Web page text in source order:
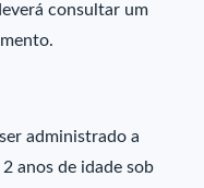
consultar um
administrado a
anos de idade sob